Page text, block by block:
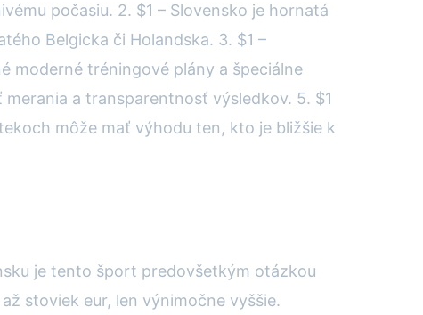
počasiu. 2. $1 – Slovensko je hornatá
Belgicka či Holandska. 3. $1 –
moderné tréningové plány a špeciálne
a transparentnosť výsledkov. 5. $1
môže mať výhodu ten, kto je bližšie k
je tento šport predovšetkým otázkou
stoviek eur, len výnimočne vyššie.